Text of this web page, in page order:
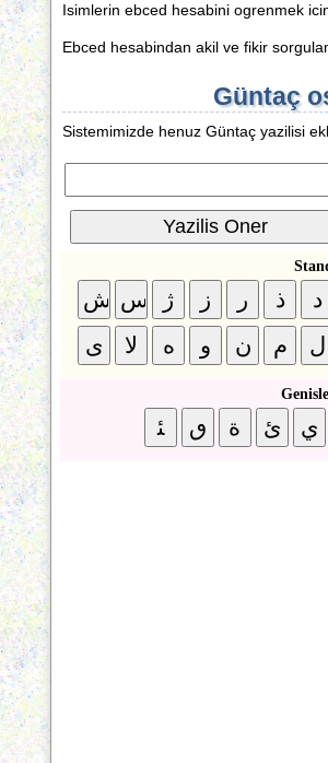
Isimlerin ebced hesabini ogrenmek
Ebced hesabindan akil ve fikir
Güntaç
Sistemimizde henuz Güntaç yazilisi